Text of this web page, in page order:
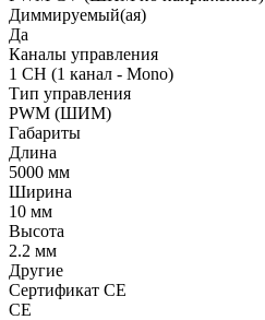
Диммируемый(ая)
Да
Каналы управления
1 CH (1 канал - Mono)
Тип управления
PWM (ШИМ)
Габариты
Длина
5000 мм
Ширина
10 мм
Высота
2.2 мм
Другие
Сертификат CE
CE